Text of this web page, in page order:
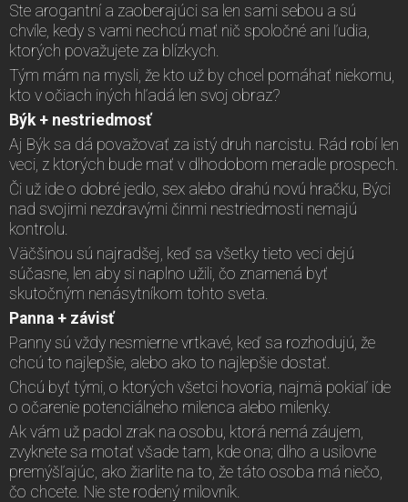
Ste arogantní a zaoberajúci sa len sami sebou a sú
chvíle, kedy s vami nechcú mať nič spoločné ani ľudia,
ktorých považujete za blízkych.
Tým mám na mysli, že kto už by chcel pomáhať niekomu,
kto v očiach iných hľadá len svoj obraz?
Býk + nestriedmosť
Aj Býk sa dá považovať za istý druh narcistu. Rád robí len
veci, z ktorých bude mať v dlhodobom meradle prospech.
Či už ide o dobré jedlo, sex alebo drahú novú hračku, Býci
nad svojimi nezdravými činmi nestriedmosti nemajú
kontrolu.
Väčšinou sú najradšej, keď sa všetky tieto veci dejú
súčasne, len aby si naplno užili, čo znamená byť
skutočným nenásytníkom tohto sveta.
Panna + závisť
Panny sú vždy nesmierne vrtkavé, keď sa rozhodujú, že
chcú to najlepšie, alebo ako to najlepšie dostať.
Chcú byť tými, o ktorých všetci hovoria, najmä pokiaľ ide
o očarenie potenciálneho milenca alebo milenky.
Ak vám už padol zrak na osobu, ktorá nemá záujem,
zvyknete sa motať všade tam, kde ona; dlho a usilovne
premýšľajúc, ako žiarlite na to, že táto osoba má niečo,
čo chcete. Nie ste rodený milovník.